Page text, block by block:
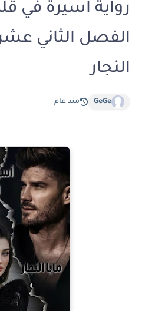
رواية اسيرة في
النجار
GeGe منذ عام